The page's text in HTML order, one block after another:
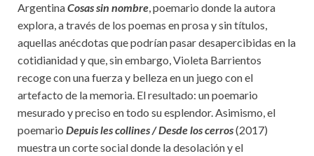
ArgentinaCosas sin nombre, poemario donde la autora
explora, a través de los poemas en prosa y sin títulos,
aquellas anécdotas que podrían pasar desapercibidas en la
cotidianidad y que, sin embargo, Violeta Barrientos
recoge con una fuerza y belleza en un juego con el
artefacto de la memoria. El resultado: un poemario
mesurado y preciso en todo su esplendor. Asimismo, el
poemario Depuis les collines / Desde los cerros(2017)
muestra un corte social donde la desolación y el